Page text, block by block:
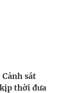
sát
thời đưa